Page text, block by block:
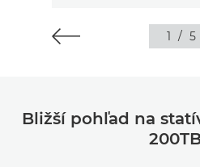
1 / 5
Bližší pohľad na